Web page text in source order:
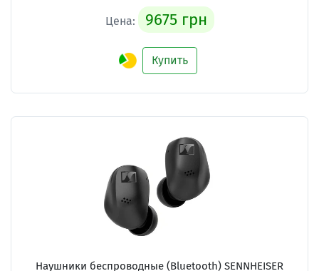
Цена: 9675 грн
Купить
Наушники беспроводные (Bluetooth) SENNHEISER